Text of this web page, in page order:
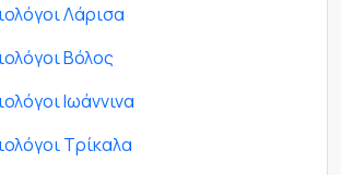
Λάρισα
Βόλος
Ιωάννινα
Τρίκαλα